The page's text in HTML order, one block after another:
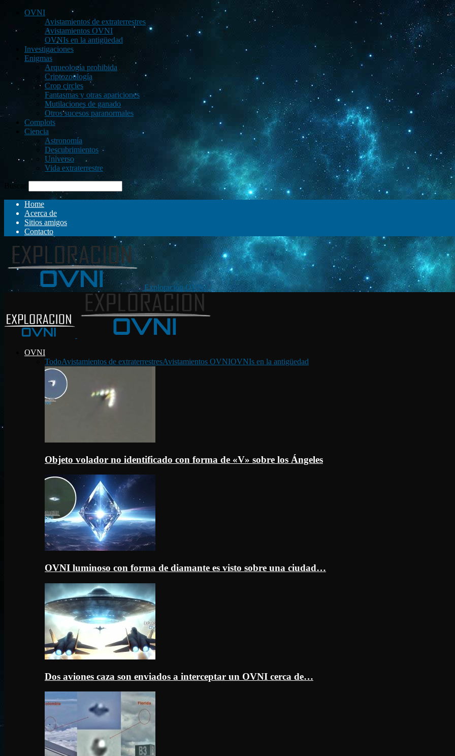
OVNI
Avistamientos de extraterrestres
Avistamientos OVNI
OVNIs en la antigüedad
Investigaciones
Enigmas
Arqueología prohibida
Criptozoología
Crop circles
Fantasmas y otras apariciones
Mutilaciones de ganado
Otros sucesos paranormales
Complots
Ciencia
Astronomía
Descubrimientos
Universo
Vida extraterrestre
Buscar
Home
Acerca de
Sitios amigos
Contacto
Exploración OVNI
OVNI
TodoAvistamientos de extraterrestresAvistamientos OVNIOVNIs en la antigüedad
Objeto volador no identificado con forma de «V» sobre los Ángeles
OVNI luminoso con forma de diamante es visto sobre una ciudad…
Dos aviones caza son enviados a interceptar un OVNI cerca de…